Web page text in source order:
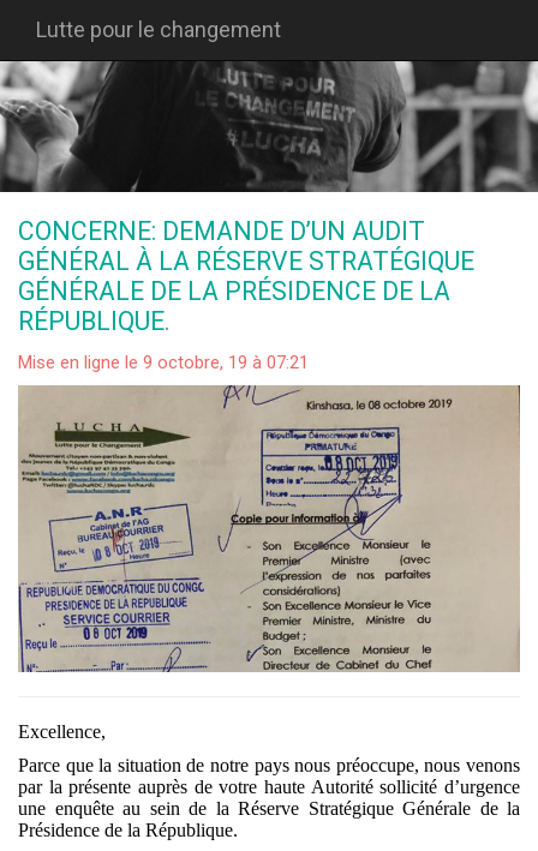
Lutte pour le changement
CONCERNE: DEMANDE D’UN AUDIT
GÉNÉRAL À LA RÉSERVE STRATÉGIQUE
GÉNÉRALE DE LA PRÉSIDENCE DE LA
RÉPUBLIQUE.
Mise en ligne le 9 octobre, 19 à 07:21
Excellence,
Parce que la situation de notre pays nous préoccupe, nous venons
par la présente auprès de votre haute Autorité sollicité d’urgence
une enquête au sein de la Réserve Stratégique Générale de la
Présidence de la République.